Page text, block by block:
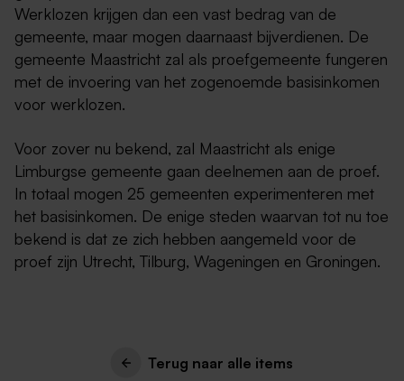
Werklozen krijgen dan een vast bedrag van de
gemeente, maar mogen daarnaast bijverdienen. De
gemeente Maastricht zal als proefgemeente fungeren
met de invoering van het zogenoemde basisinkomen
voor werklozen.
Voor zover nu bekend, zal Maastricht als enige
Limburgse gemeente gaan deelnemen aan de proef.
In totaal mogen 25 gemeenten experimenteren met
het basisinkomen. De enige steden waarvan tot nu toe
bekend is dat ze zich hebben aangemeld voor de
proef zijn Utrecht, Tilburg, Wageningen en Groningen.
Terug naar alle items